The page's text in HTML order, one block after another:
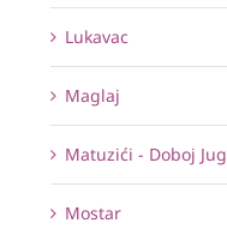
Lukavac
Maglaj
Matuzići - Doboj Jug
Mostar